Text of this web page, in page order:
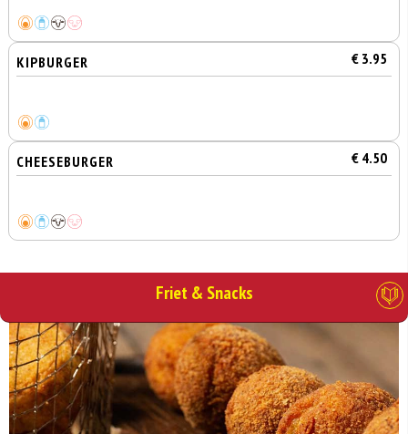
KIPBURGER € 3.95
CHEESEBURGER € 4.50
Friet & Snacks